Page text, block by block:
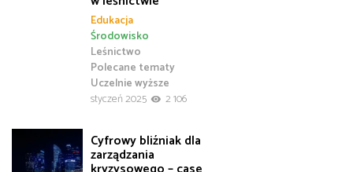
Edukacja
Leśnictwo
Polecane tematy
Środowisko
Uczelnie wyższe
styczeń 2025
2 106
Cyfrowy bliźniak dla
zarządzania